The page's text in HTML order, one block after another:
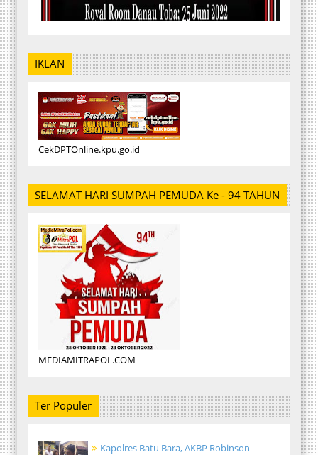
IKLAN
CekDPTOnline.kpu.go.id
SELAMAT HARI SUMPAH PEMUDA Ke - 94 TAHUN
MEDIAMITRAPOL.COM
Ter Populer
Kapolres Batu Bara, AKBP Robinson